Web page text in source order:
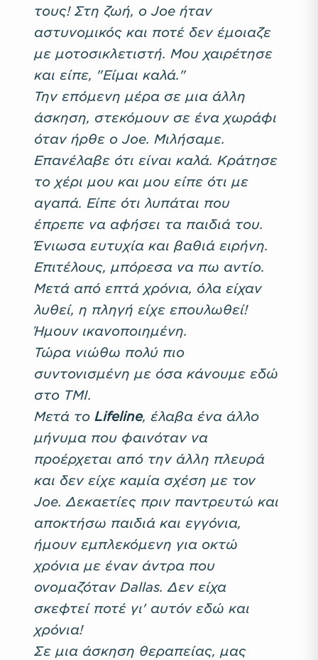
τους! Στη ζωή, ο Joe ήταν
αστυνομικός και ποτέ δεν έμοιαζε
με μοτοσικλετιστή. Μου χαιρέτησε
και είπε, "Είμαι καλά."
Την επόμενη μέρα σε μια άλλη
άσκηση, στεκόμουν σε ένα χωράφι
όταν ήρθε ο Joe. Μιλήσαμε.
Επανέλαβε ότι είναι καλά. Κράτησε
το χέρι μου και μου είπε ότι με
αγαπά. Είπε ότι λυπάται που
έπρεπε να αφήσει τα παιδιά του.
Ένιωσα ευτυχία και βαθιά ειρήνη.
Επιτέλους, μπόρεσα να πω αντίο.
Μετά από επτά χρόνια, όλα είχαν
λυθεί, η πληγή είχε επουλωθεί!
Ήμουν ικανοποιημένη.
Τώρα νιώθω πολύ πιο
συντονισμένη με όσα κάνουμε εδώ
στο TMI.
Μετά το Lifeline, έλαβα ένα άλλο
μήνυμα που φαινόταν να
προέρχεται από την άλλη πλευρά
και δεν είχε καμία σχέση με τον
Joe. Δεκαετίες πριν παντρευτώ και
αποκτήσω παιδιά και εγγόνια,
ήμουν εμπλεκόμενη για οκτώ
χρόνια με έναν άντρα που
ονομαζόταν Dallas. Δεν είχα
σκεφτεί ποτέ γι' αυτόν εδώ και
χρόνια!
Σε μια άσκηση θεραπείας, μας